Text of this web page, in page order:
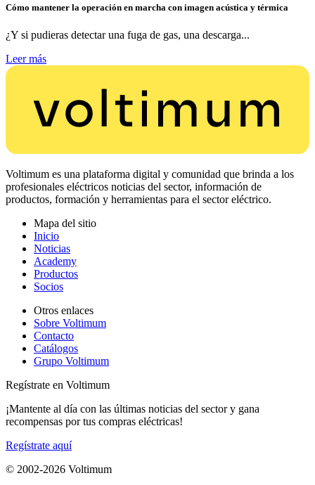
Cómo mantener la operación en marcha con imagen acústica y térmica
¿Y si pudieras detectar una fuga de gas, una descarga...
Leer más
Voltimum es una plataforma digital y comunidad que brinda a los
profesionales eléctricos noticias del sector, información de
productos, formación y herramientas para el sector eléctrico.
Mapa del sitio
Inicio
Noticias
Academy
Productos
Socios
Otros enlaces
Sobre Voltimum
Contacto
Catálogos
Grupo Voltimum
Regístrate en Voltimum
¡Mantente al día con las últimas noticias del sector y gana
recompensas por tus compras eléctricas!
Regístrate aquí
© 2002-2026 Voltimum